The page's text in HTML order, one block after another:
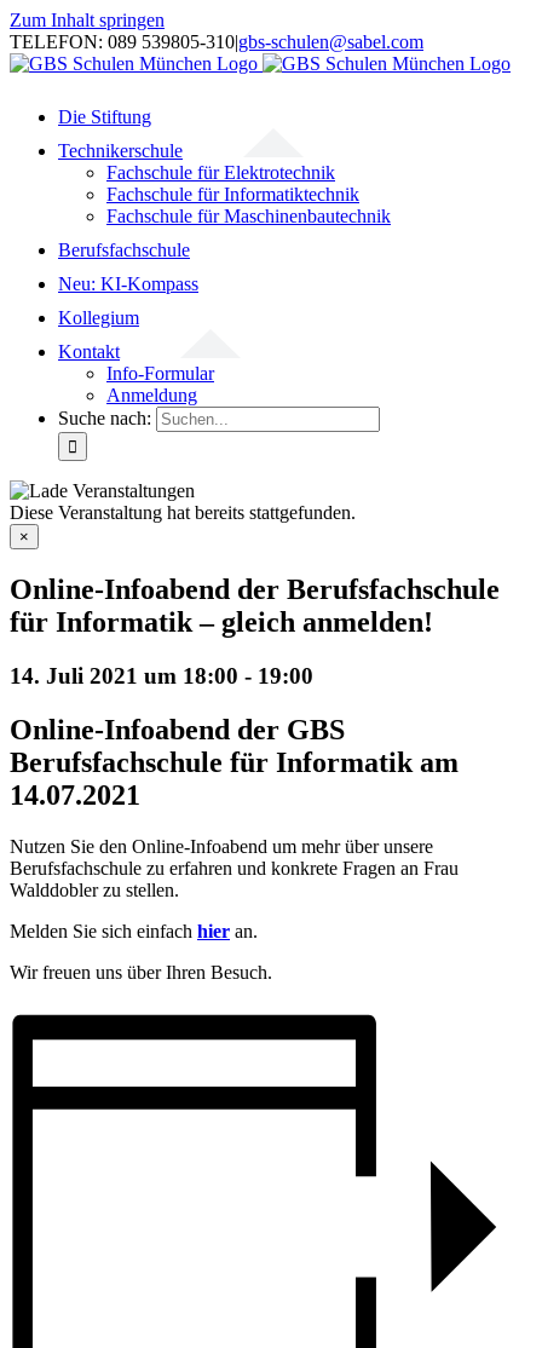
Zum Inhalt springen
TELEFON: 089 539805-310|gbs-schulen@sabel.com
Die Stiftung
Technikerschule
Fachschule für Elektrotechnik
Fachschule für Informatiktechnik
Fachschule für Maschinenbautechnik
Berufsfachschule
Neu: KI-Kompass
Kollegium
Kontakt
Info-Formular
Anmeldung
Suche nach:
Diese Veranstaltung hat bereits stattgefunden.
×
Online-Infoabend der Berufsfachschule
für Informatik – gleich anmelden!
14. Juli 2021 um 18:00 - 19:00
Online-Infoabend der GBS
Berufsfachschule für Informatik am
14.07.2021
Nutzen Sie den Online-Infoabend um mehr über unsere
Berufsfachschule zu erfahren und konkrete Fragen an Frau
Walddobler zu stellen.
Melden Sie sich einfach hier an.
Wir freuen uns über Ihren Besuch.